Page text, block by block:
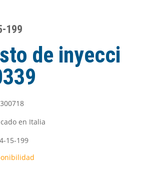
199
de inyecci
en Italia
15-199